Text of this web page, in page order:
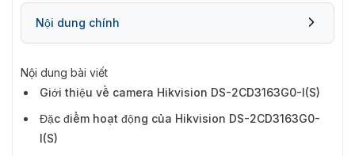
Nội dung chính
Nội dung bài viết
Giới thiệu về camera Hikvision DS-2CD3163G0-I(S)
Đặc điểm hoạt động của Hikvision DS-2CD3163G0-
I(S)